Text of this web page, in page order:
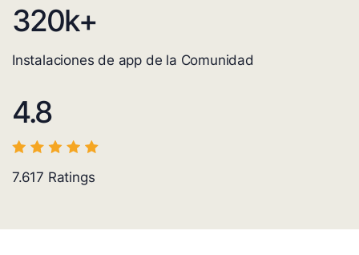
320k+
Instalaciones de app de la Comunidad
4.8
7.617 Ratings